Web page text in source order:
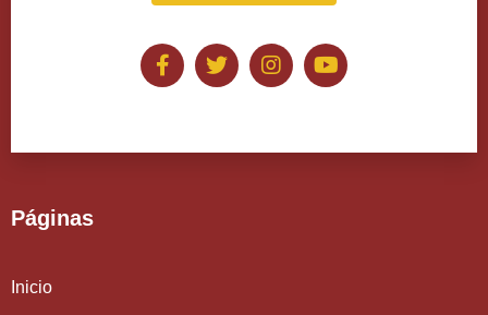
Páginas
Inicio